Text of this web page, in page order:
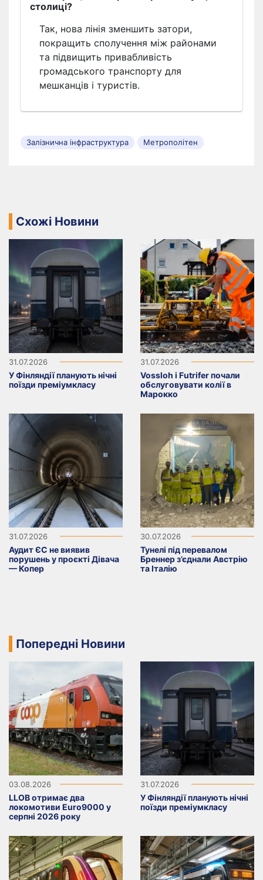
столиці?
Так, нова лінія зменшить затори,
покращить сполучення між районами
та підвищить привабливість
громадського транспорту для
мешканців і туристів.
Залізнична інфраструктура Метрополітен
Схожі Новини
31.07.2026
У Фінляндії планують нічні
поїзди преміумкласу
31.07.2026
Vossloh і Futrifer почали
обслуговувати колії в
Марокко
31.07.2026
Аудит ЄС не виявив
порушень у проєкті Дівача
— Копер
30.07.2026
Тунелі під перевалом
Бреннер з’єднали Австрію
та Італію
Попередні Новини
03.08.2026
LLOB отримає два
локомотиви Euro9000 у
серпні 2026 року
31.07.2026
У Фінляндії планують нічні
поїзди преміумкласу